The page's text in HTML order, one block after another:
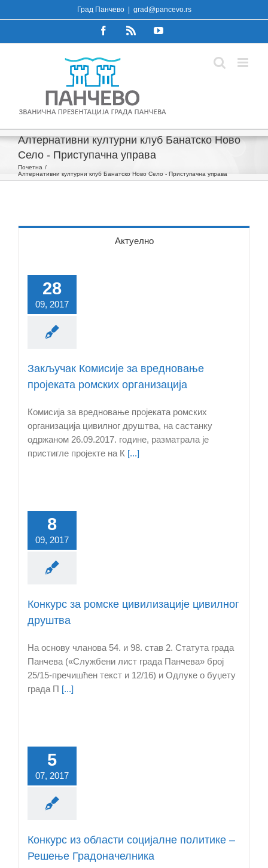
to
Град Панчево grad@pancevo.rs
FacebookRss YouTube
Алтернативни културни клуб Банатско Ново
Село - Приступачна управа
Почетна
Алтернативни културни клуб Банатско Ново Село - Приступачна управа
Актуелно
28
09, 2017
Закључак Комисије за вредновање
пројеката ромских организација
Комисија за вредновање пројеката ромских
организација цивилног друштва, на састанку
одржаном 26.09.2017. године, разматрала је
пристигле пројекте на К [...]
8
09, 2017
Конкурс за ромске цивилизације цивилног
друштва
На основу чланова 54. и 98. став 2. Статута града
Панчева («Службени лист града Панчева» број
25/15-пречишћен текст и 12/16) и Одлукe о буџету
града П [...]
5
07, 2017
Конкурс из области социјалне политике –
Решење Градоначелника